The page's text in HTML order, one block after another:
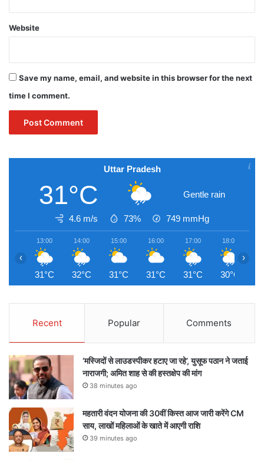
Website
Save my name, email, and website in this browser for the next
time I comment.
Uttar Pradesh
31°C Gentle rain
4.6 m/s 73% 749 mmHg
13:00
31°C
14:00
32°C
15:00
31°C
16:00
31°C
17:00
31°C
18:00
30°C
‹ ›
Recent Popular Comments
‘मस्जिदों से लाउडस्पीकर हटाए जा रहे’, युसूफ पठान ने जताई
नाराजगी; अमित शाह से की हस्तक्षेप की मांग
38 minutes ago
महतारी वंदन योजना की 30वीं किस्त आज जारी करेंगे CM
साय, लाखों महिलाओं के खाते में आएगी राशि
39 minutes ago